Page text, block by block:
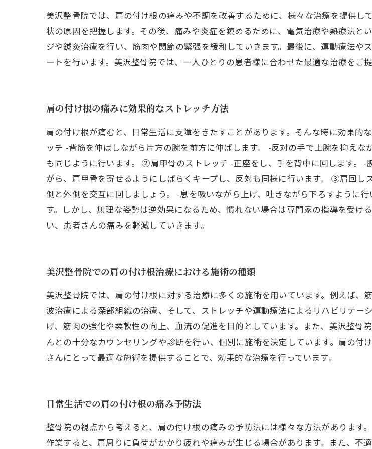
美沢整骨院では、肩の付け根の痛みや不調を改善するために、様々な治療を提供
状の原因を把握します。その後、痛みや炎症を鎮めるために、電気治療や熱療法と
ジや鍼灸治療を行い、筋肉や関節の緊張を緩和していきます。最後に、運動療法
ートを行います。美沢整骨院では、一人ひとりの患者様に合わせた最適な治療をご
肩の付け根の痛みに効果的なストレッチ方法
肩の付け根が痛むと、日常生活に支障をきたすことがあります。そんな時に効果
ッチ -背筋を伸ばしながら片方の腕を前方に伸ばします。 -反対の手で上腕を抑え
も同じように行います。 ②肩甲骨のストレッチ -正座をし、手を背中に回します。
がら、肩甲骨を寄せるようにしばらくキープし、反対も同様に行います。 ③肩回
側と外側を交互に回しましょう。 -息を吸いながら上げ、吐きながら下ろすように
す。しかし、無理な姿勢は逆効果になるため、慣れない場合は専門家の指導を受
い、患者さんの痛みを軽減していきます。
美沢整骨院での肩の付け根治療における施術の種類
美沢整骨院では、肩の付け根に対する治療に多くの施術を用いています。例えば
波治療による深部組織の治療、そして、ストレッチや運動療法によるリハビリテー
げ、筋肉の強化や柔軟性の向上、血流の促進を目的としています。また、美沢整骨
んとの十分なカウンセリングや診断を行い、個別に施術を決定しています。肩の
さんにとって最適な施術を提供することで、効果的な治療を行っています。
日常生活での肩の付け根の痛み予防法
整骨院の視点から考えると、肩の付け根の痛みの予防法には様々な方法があります
作業すると、肩周りに負荷がかかり疲れや痛みが生じる場合があります。また、不